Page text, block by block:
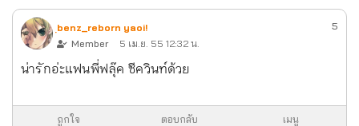
ฺbenz_reborn yaoi!
Member
5 เม.ย. 55 12:32 น.
5
น่ารักอ่ะแฟนพี่ฟลุ๊ค ซีควินท์ด้วย
ถูกใจ ตอบกลับ เมนู